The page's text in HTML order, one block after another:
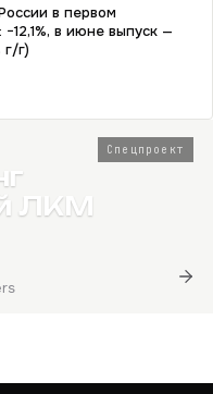
в первом
в июне выпуск —
г/г)
Спецпроект
ЛКМ